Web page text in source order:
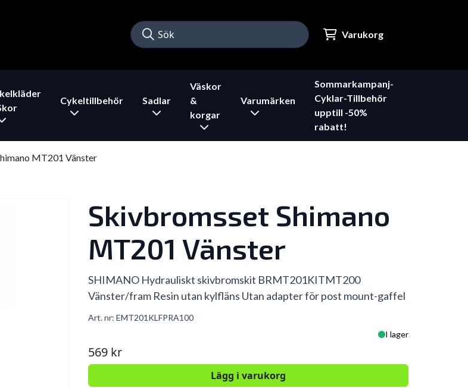
Varukorg
Cykeltillbehör Sadlar
Väskor
&
korgar
Varumärken
Sommarkampanj-
Cyklar-Tillbehör
upptill -50%
rabatt!
MT201 Vänster
Skivbromsset Shimano
MT201 Vänster
SHIMANO Hydrauliskt skivbromskit BRMT201KITMT200
Vänster/fram Resin utan kylfläns Utan adapter för post mount-gaffel
Art. nr: EMT201KLFPRA100
I lager
569 kr
Lägg i varukorg